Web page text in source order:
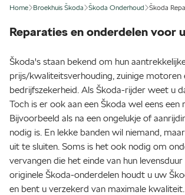
Home Broekhuis Škoda Škoda Onderhoud Škoda
Reparaties en onderdelen voor
Škoda's staan bekend om hun
prijs/kwaliteitsverhouding, zuinige motoren
bedrijfszekerheid. Als Škoda-rijder weet u
Toch is er ook aan een Škoda wel eens een
Bijvoorbeeld als na een ongelukje of
nodig is. En lekke banden wil niemand,
uit te sluiten. Soms is het ook nodig om
vervangen die het einde van hun
originele Škoda-onderdelen houdt u uw
en bent u verzekerd van maximale kwaliteit.